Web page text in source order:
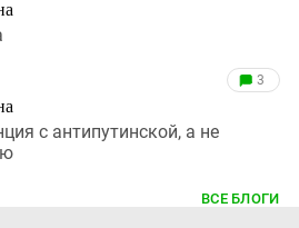
3
с антипутинской, а не
ВСЕ БЛОГИ